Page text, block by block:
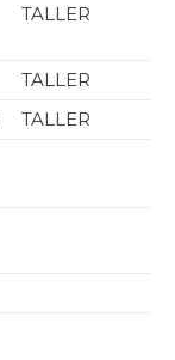
TALLER
TALLER
TALLER